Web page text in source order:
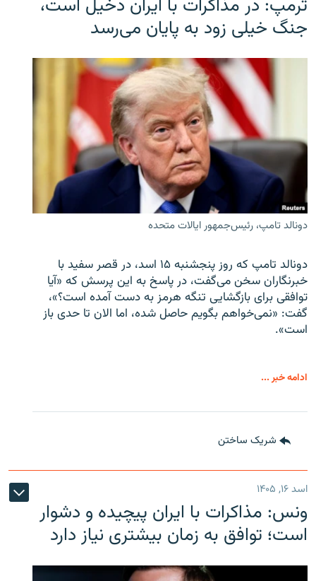
ترمپ: در مذاکرات با ایران دخیل است،
جنگ خیلی زود به پایان می‌رسد
دونالد تامپ، رئیس‌جمهور ایالات متحده
دونالد تامپ که روز پنجشنبه ۱۵ اسد، در قصر سفید با
خبرنگاران سخن می‌گفت، در پاسخ به این پرسش که «آیا
توافقی برای بازگشایی تنگه هرمز به دست آمده است؟»،
گفت: «نمی‌خواهم بگویم حاصل شده، اما الان تا حدی باز
است».
ادامه خبر ...
شریک ساختن
اسد ۱۶, ۱۴۰۵
ونس: مذاکرات با ایران پیچیده و دشوار
است؛ توافق به زمان بیشتری نیاز دارد